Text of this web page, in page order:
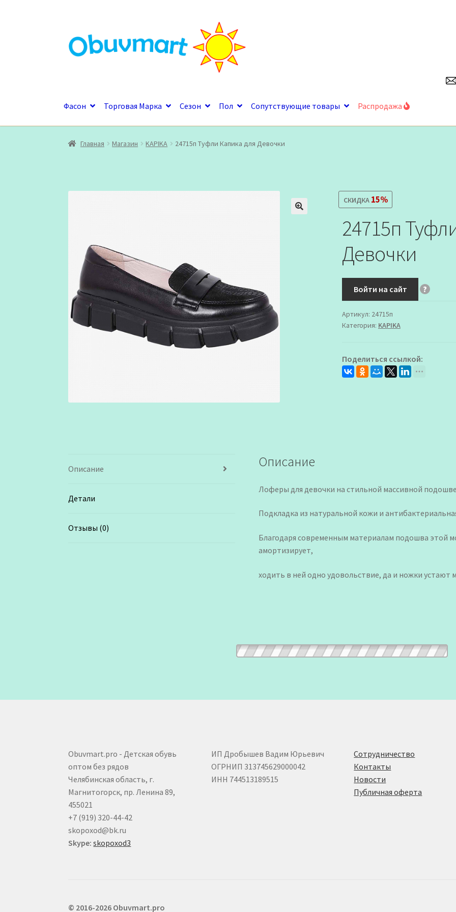
к
навигации
к
содержимому
Фасон Торговая Марка Сезон Пол Сопутствующие товары Распродажа
Главная Магазин KAPIKA 24715п Туфли Капика для Девочки
СКИДКА15%
24715п
Девочки
Войти на сайт ?
Артикул: 24715п
Категория: KAPIKA
Поделиться ссылкой:
Описание
Детали
Отзывы (0)
Описание
Лоферы для девочки на стильной массивной
Подкладка из натуральной кожи и
Благодаря современным материалам подошва этой
амортизирует,
ходить в ней одно удовольствие, да и ножки устают
Obuvmart.pro - Детская обувь
оптом без рядов
Челябинская область, г.
Магнитогорск, пр. Ленина 89,
455021
+7 (919) 320-44-42
skopoxod@bk.ru
Skype: skopoxod3
ИП Дробышев Вадим Юрьевич
ОГРНИП 313745629000042
ИНН 744513189515
Сотрудничество
Контакты
Новости
Публичная оферта
© 2016-2026 Obuvmart.pro